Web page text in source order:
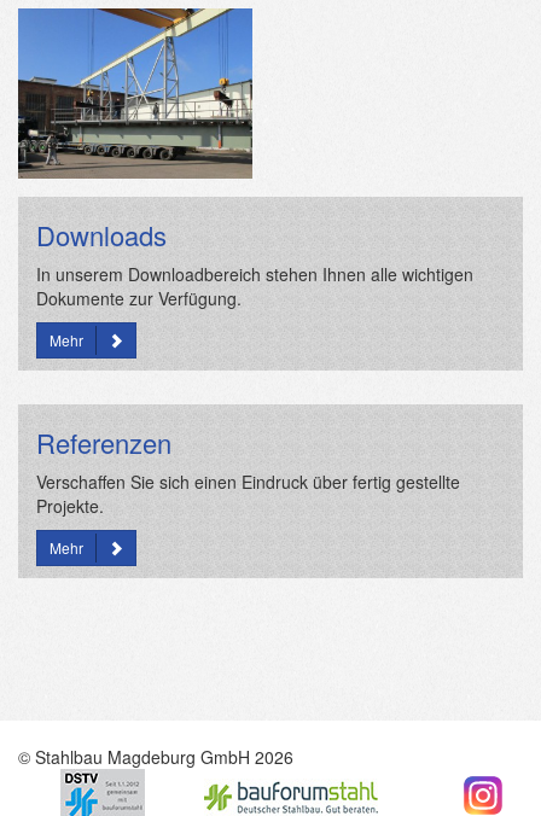
Downloads
In unserem Downloadbereich stehen Ihnen alle wichtigen
Dokumente zur Verfügung.
Mehr
Referenzen
Verschaffen Sie sich einen Eindruck über fertig gestellte
Projekte.
Mehr
© Stahlbau Magdeburg GmbH 2026